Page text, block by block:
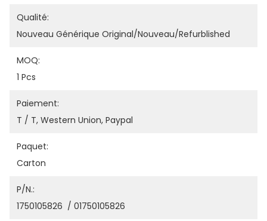
Qualité:
Nouveau Générique Original/nouveau/refurblished
MOQ:
1 Pcs
Paiement:
T / T, Western Union, Paypal
Paquet:
Carton
P/N.:
1750105826  / 01750105826